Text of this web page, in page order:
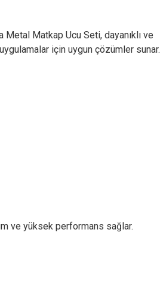
Matkap Ucu Seti, dayanıklı ve
için uygun çözümler sunar.
ve yüksek performans sağlar.